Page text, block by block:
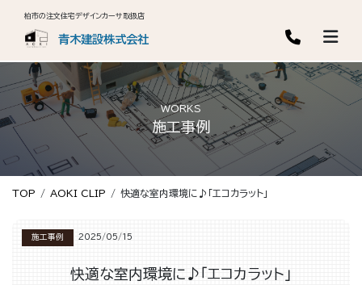
柏市の注文住宅デザインカーサ取扱店
青木建設株式会社
WORKS
施工事例
TOP AOKI CLIP 快適な室内環境に♪「エコカラット」
施工事例 2025/05/15
快適な室内環境に♪「エコカラット」